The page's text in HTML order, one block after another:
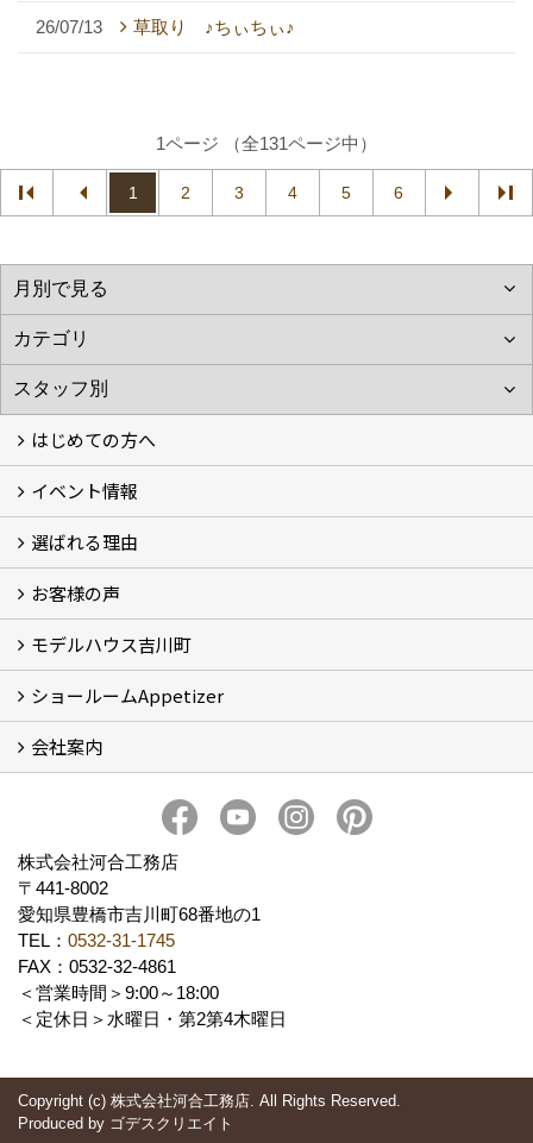
26/07/13 草取り ♪ちぃちぃ♪
1ページ （全131ページ中）
1 2 3 4 5 6
はじめての方へ
フォトギャラリー
性能について
自然素材のお家
オーナー様のおうち訪問
イベント情報
イベント情報
選ばれる理由
5つのやさしさ宣言
3つのプロ宣言
お家づくりスケジュール
お客様の声
お客様の声
モデルハウス吉川町
吉川町モデルハウス
ショールームAppetizer
Appetizer(ショールーム)
Appetizer(レンタルスペース)
会社案内
社長 河合智之の想い
求人情報 Recruit
株式会社河合工務店
〒441-8002
愛知県豊橋市吉川町68番地の1
TEL： 0532-31-1745
FAX：0532-32-4861
＜営業時間＞9:00～18:00
＜定休日＞水曜日・第2第4木曜日
Copyright (c) 株式会社河合工務店. All Rights Reserved.
Produced by ゴデスクリエイト